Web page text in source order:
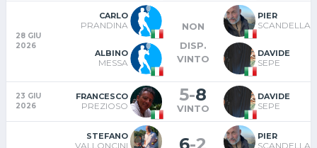
28 GIU
2026
CARLO
PRANDINA
ALBINO
MESSA
NON
DISP.
VINTO
PIER
SCANDELLA
DAVIDE
SEPE
23 GIU
2026
FRANCESCO
PREZIOSO
5-8
VINTO
DAVIDE
SEPE
STEFANO
VALLONCINI
PIER
SCANDELLA